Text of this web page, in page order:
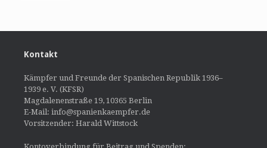
Kontakt
Kämpfer und Freunde der Spanischen Republik 1936–
1939 e. V. (KFSR)
Magdalenenstraße 19, 10365 Berlin
E-Mail: info@spanienkaempfer.de
Vorsitzender: Harald Wittstock
Kontoverbindung für Beitrag und Spenden: